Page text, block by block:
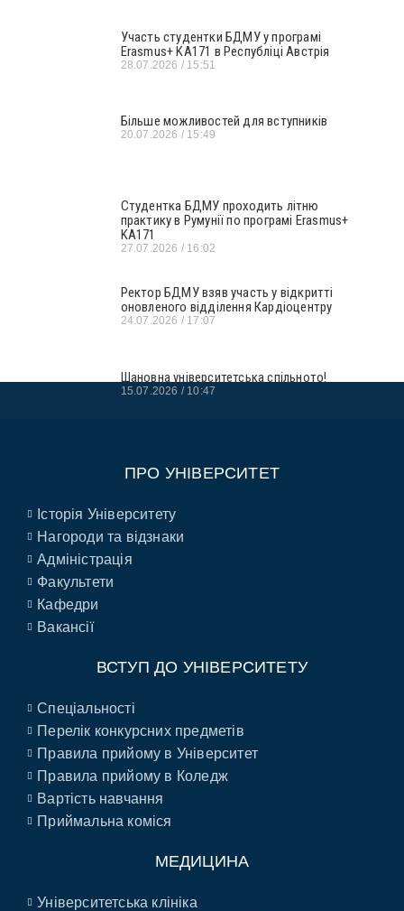
Участь студентки БДМУ у програмі
Erasmus+ KA171 в Республіці Австрія
28.07.2026 15:51
Більше можливостей для вступників
20.07.2026 15:49
Студентка БДМУ проходить літню
практику в Румунії по програмі Erasmus+
KA171
27.07.2026 16:02
Ректор БДМУ взяв участь у відкритті
оновленого відділення Кардіоцентру
24.07.2026 17:07
Шановна університетська спільното!
15.07.2026 10:47
ПРО УНІВЕРСИТЕТ
Історія Університету
Нагороди та відзнаки
Адміністрація
Факультети
Кафедри
Вакансії
ВСТУП ДО УНІВЕРСИТЕТУ
Спеціальності
Перелік конкурсних предметів
Правила прийому в Університет
Правила прийому в Коледж
Вартість навчання
Приймальна коміся
МЕДИЦИНА
Університетська клініка